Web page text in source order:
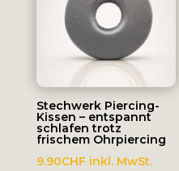
Stechwerk Piercing-
Kissen – entspannt
schlafen trotz
frischem Ohrpiercing
9.90CHF inkl. MwSt.